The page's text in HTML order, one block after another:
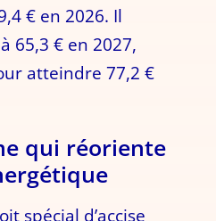
€ en 2026. Il
65,3 € en 2027,
atteindre 77,2 €
qui réoriente
spécial d’accise